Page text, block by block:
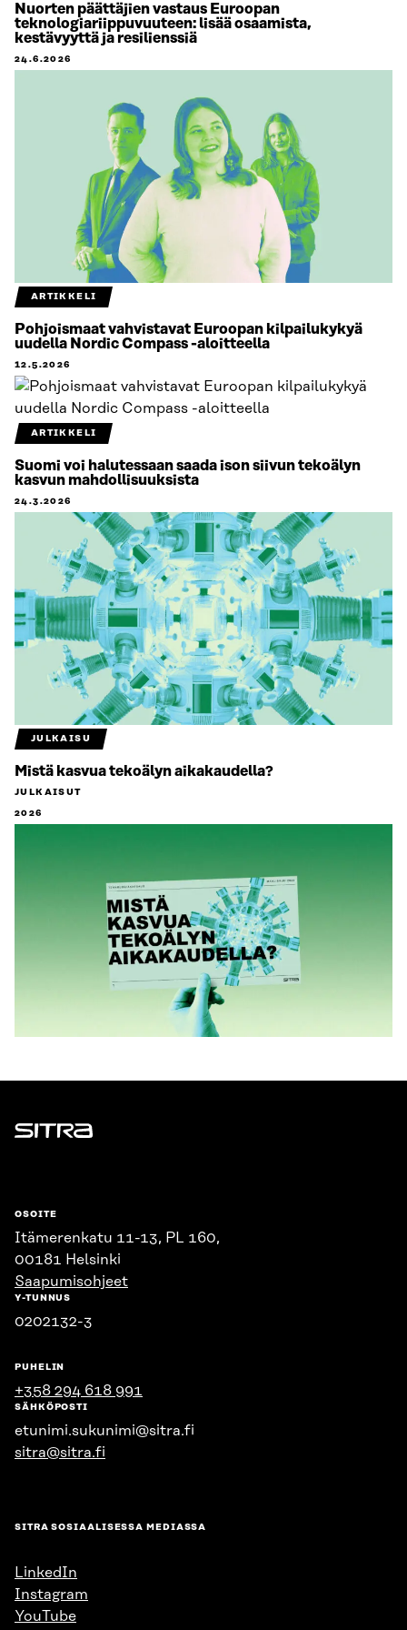
Nuorten päättäjien vastaus Euroopan
teknologiariippuvuuteen: lisää osaamista,
kestävyyttä ja resilienssiä
24.6.2026
ARTIKKELI
Pohjoismaat vahvistavat Euroopan kilpailukykyä
uudella Nordic Compass -aloitteella
12.5.2026
ARTIKKELI
Suomi voi halutessaan saada ison siivun tekoälyn
kasvun mahdollisuuksista
24.3.2026
JULKAISU
Mistä kasvua tekoälyn aikakaudella?
JULKAISUT
2026
Sitra
OSOITE
Itämerenkatu 11-13, PL 160,
00181 Helsinki
Saapumisohjeet
Y-TUNNUS
0202132-3
PUHELIN
+358 294 618 991
SÄHKÖPOSTI
etunimi.sukunimi@sitra.fi
sitra@sitra.fi
SITRA SOSIAALISESSA MEDIASSA
LinkedIn
Instagram
YouTube